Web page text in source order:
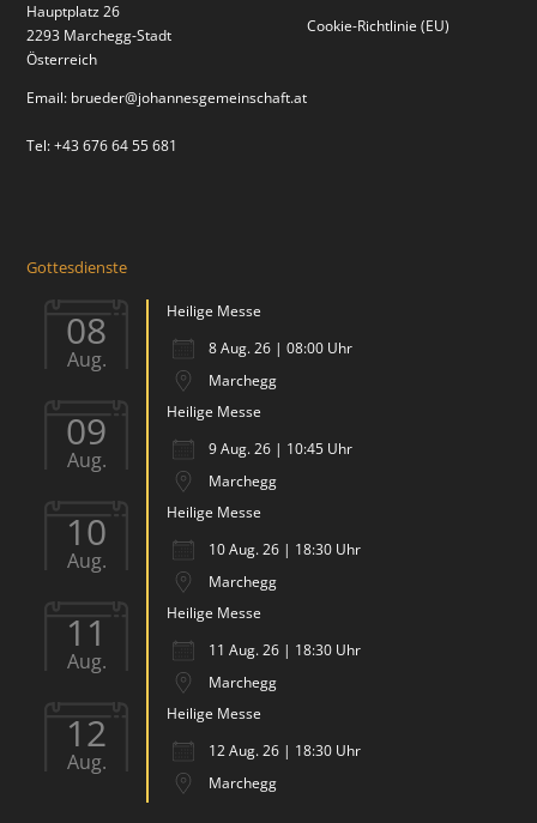
Hauptplatz 26
2293 Marchegg-Stadt
Österreich
Email: brueder@johannesgemeinschaft.at
Tel: +43 676 64 55 681
Cookie-Richtlinie (EU)
Gottesdienste
08
Aug.
Heilige Messe
8 Aug. 26 | 08:00 Uhr
Marchegg
09
Aug.
Heilige Messe
9 Aug. 26 | 10:45 Uhr
Marchegg
10
Aug.
Heilige Messe
10 Aug. 26 | 18:30 Uhr
Marchegg
11
Aug.
Heilige Messe
11 Aug. 26 | 18:30 Uhr
Marchegg
12
Aug.
Heilige Messe
12 Aug. 26 | 18:30 Uhr
Marchegg